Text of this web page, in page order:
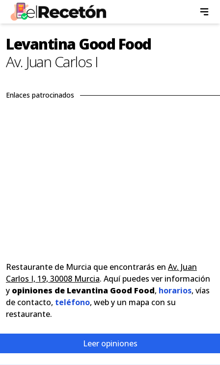
Levantina Good Food
Av. Juan Carlos I
Enlaces patrocinados
Restaurante de Murcia que encontrarás en Av. Juan
Carlos I, 19, 30008 Murcia. Aquí puedes ver información
y opiniones de Levantina Good Food, horarios, vías
de contacto, teléfono, web y un mapa con su
restaurante.
Leer opiniones